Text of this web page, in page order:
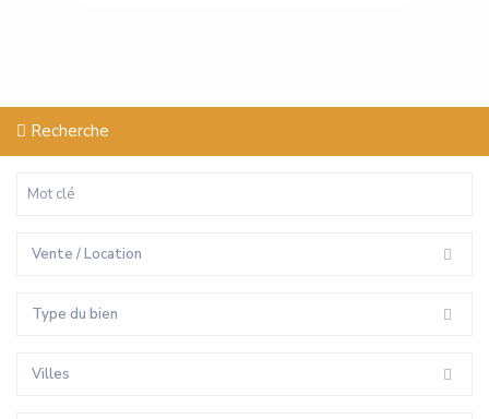
Recherche
Vente / Location
Type du bien
Villes